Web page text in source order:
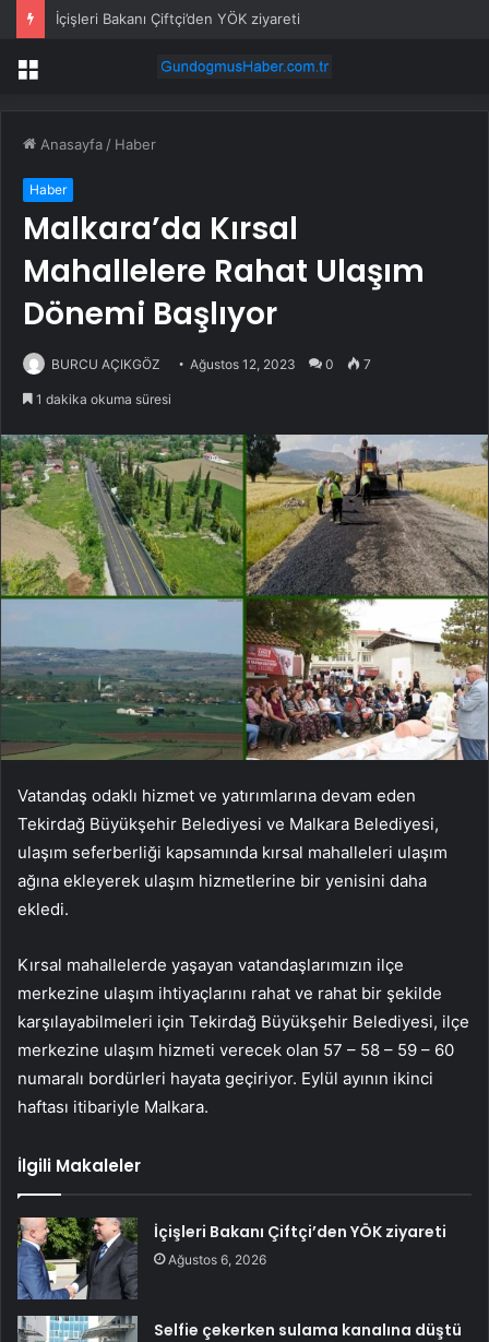
İçişleri Bakanı Çiftçi’den YÖK ziyareti
Menü
Anasayfa / Haber
Haber
Malkara’da Kırsal
Mahallelere Rahat Ulaşım
Dönemi Başlıyor
BURCU AÇIKGÖZ Ağustos 12, 2023 0 7
1 dakika okuma süresi
Vatandaş odaklı hizmet ve yatırımlarına devam eden
Tekirdağ Büyükşehir Belediyesi ve Malkara Belediyesi,
ulaşım seferberliği kapsamında kırsal mahalleleri ulaşım
ağına ekleyerek ulaşım hizmetlerine bir yenisini daha
ekledi.
Kırsal mahallelerde yaşayan vatandaşlarımızın ilçe
merkezine ulaşım ihtiyaçlarını rahat ve rahat bir şekilde
karşılayabilmeleri için Tekirdağ Büyükşehir Belediyesi, ilçe
merkezine ulaşım hizmeti verecek olan 57 – 58 – 59 – 60
numaralı bordürleri hayata geçiriyor. Eylül ayının ikinci
haftası itibariyle Malkara.
İlgili Makaleler
İçişleri Bakanı Çiftçi’den YÖK ziyareti
Ağustos 6, 2026
Selfie çekerken sulama kanalına düştü